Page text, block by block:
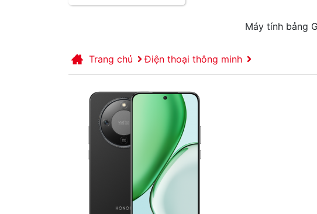
Máy tính bảng
Trang chủ Điện thoại thông minh